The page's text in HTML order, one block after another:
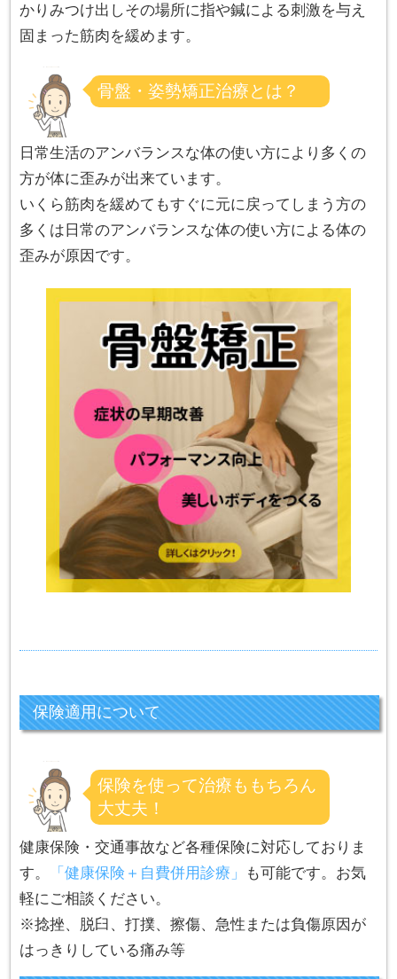
かりみつけ出しその場所に指や鍼による刺激を与え
固まった筋肉を緩めます。
骨盤・姿勢矯正治療とは？
日常生活のアンバランスな体の使い方により多くの
方が体に歪みが出来ています。
いくら筋肉を緩めてもすぐに元に戻ってしまう方の
多くは日常のアンバランスな体の使い方による体の
歪みが原因です。
保険適用について
保険を使って治療ももちろん
大丈夫！
健康保険・交通事故など各種保険に対応しておりま
す。
「健康保険＋自費併用診療」
も可能です。お気
軽にご相談ください。
※捻挫、脱臼、打撲、擦傷、急性または負傷原因が
はっきりしている痛み等